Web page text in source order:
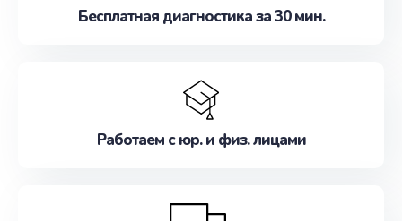
Бесплатная диагностика за 30 мин.
Работаем с юр. и физ. лицами